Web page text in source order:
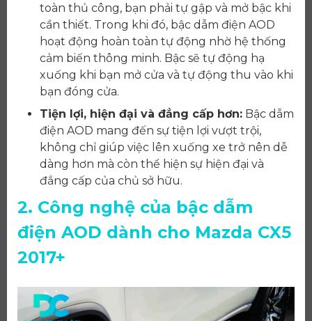
toàn thủ công, bạn phải tự gập và mở bậc khi
cần thiết. Trong khi đó, bậc dẫm điện AOD
hoạt động hoàn toàn tự động nhờ hệ thống
cảm biến thông minh. Bậc sẽ tự động hạ
xuống khi bạn mở cửa và tự động thu vào khi
bạn đóng cửa.
Tiện lợi, hiện đại và đẳng cấp hơn: Bậc dẫm
điện AOD mang đến sự tiện lợi vượt trội,
không chỉ giúp việc lên xuống xe trở nên dễ
dàng hơn mà còn thể hiện sự hiện đại và
đẳng cấp của chủ sở hữu.
2. Công nghệ của bậc dẫm
điện AOD dành cho Mazda CX5
2017+